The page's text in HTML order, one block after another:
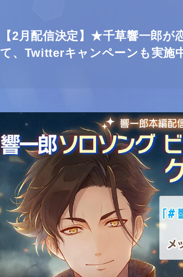
【2月配信決定】★千草響一郎が
て、Twitterキャンペーンも実施